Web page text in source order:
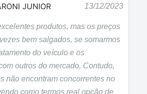
JUNIOR 13/12/2023
produtos, mas os preços
bem salgados, se somarmos
do veículo e os
outros do mercado. Contudo,
não encontram concorrentes no
como termos real opção de